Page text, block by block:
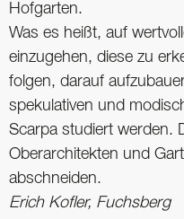
Hofgarten.
Was es heißt, auf
einzugehen, diese zu
folgen, darauf
spekulativen und
Scarpa studiert werden.
Oberarchitekten und
abschneiden.
Erich Kofler, Fuchsberg